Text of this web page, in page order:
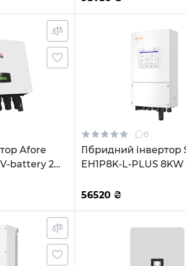
Afore
battery 2
0
Гібридний інвертор
EH1P8K-L-PLUS
MPPT Wi-Fi 220V
56520 ₴